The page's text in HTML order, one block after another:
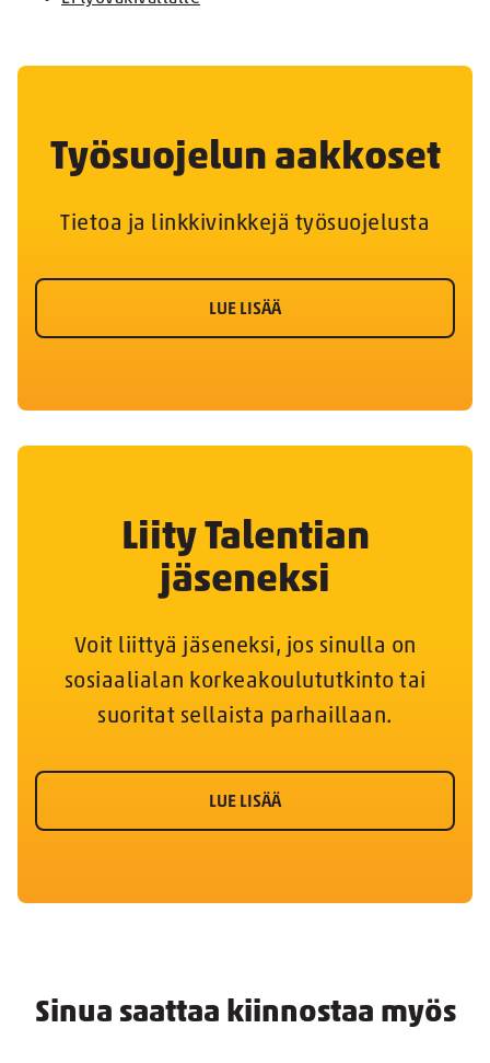
Työsuojelun aakkoset
Tietoa ja linkkivinkkejä työsuojelusta
LUE LISÄÄ
Liity Talentian
jäseneksi
Voit liittyä jäseneksi, jos sinulla on
sosiaalialan korkeakoulututkinto tai
suoritat sellaista parhaillaan.
LUE LISÄÄ
Sinua saattaa kiinnostaa myös